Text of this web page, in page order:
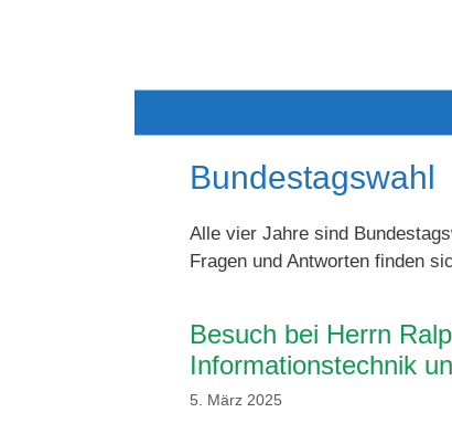
Bundestagswahl
Alle vier Jahre sind
Fragen und Antworten finden
Besuch bei Herrn
Informationstechnik
5. März 2025